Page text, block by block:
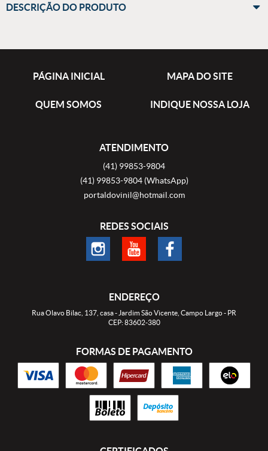
DESCRIÇÃO DO PRODUTO
PÁGINA INICIAL MAPA DO SITE
QUEM SOMOS INDIQUE NOSSA LOJA
ATENDIMENTO
(41) 99853-9804
(41)99853-9804 (WhatsApp)
portaldovinil@hotmail.com
REDES SOCIAIS
ENDEREÇO
Rua Olavo Bilac, 137, casa- Jardim São Vicente, Campo Largo- PR
CEP: 83602-380
FORMAS DE PAGAMENTO